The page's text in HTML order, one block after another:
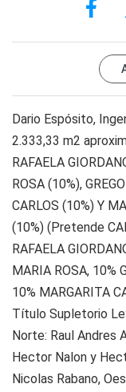
Dario Espósito,
2.333,33 m2
RAFAELA
ROSA (10%),
CARLOS (10%) Y
(10%) (Pretende
RAFAELA
MARIA ROSA, 10%
10% MARGARITA
Título Supletorio
Norte: Raul Andres
Hector Nalon y
Nicolas Rabano,